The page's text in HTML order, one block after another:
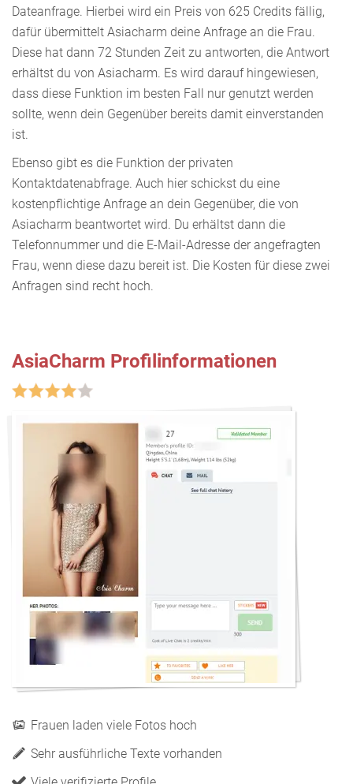
Dateanfrage. Hierbei wird ein Preis von 625 Credits fällig,
dafür übermittelt Asiacharm deine Anfrage an die Frau.
Diese hat dann 72 Stunden Zeit zu antworten, die Antwort
erhältst du von Asiacharm. Es wird darauf hingewiesen,
dass diese Funktion im besten Fall nur genutzt werden
sollte, wenn dein Gegenüber bereits damit einverstanden
ist.
Ebenso gibt es die Funktion der privaten
Kontaktdatenabfrage. Auch hier schickst du eine
kostenpflichtige Anfrage an dein Gegenüber, die von
Asiacharm beantwortet wird. Du erhältst dann die
Telefonnummer und die E-Mail-Adresse der angefragten
Frau, wenn diese dazu bereit ist. Die Kosten für diese zwei
Anfragen sind recht hoch.
AsiaCharm Profilinformationen
Frauen laden viele Fotos hoch
Sehr ausführliche Texte vorhanden